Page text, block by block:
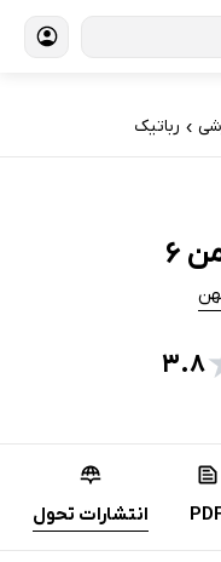
› رباتیک
6
۳.۸
انتشارات تحول